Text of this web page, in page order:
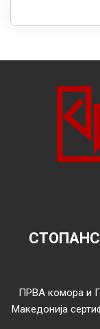
ПРВА комора и
Македонија